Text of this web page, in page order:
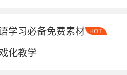
等。Lingokids通过丰富的
孩子们在真实的情境中学
了大量的课程内容，包括
话等。此外，Lingokids还
学习必备免费素材 HOT
化教学